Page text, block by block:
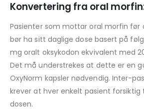
Konvertering fra oral
Pasienter som mottar oral morfin før
bør ha sitt daglige dose basert på
mg oralt oksykodon ekvivalent med
Det må understrekes at dette er en
OxyNorm kapsler nødvendig. Inter-
krever at hver enkelt pasient
dosen.